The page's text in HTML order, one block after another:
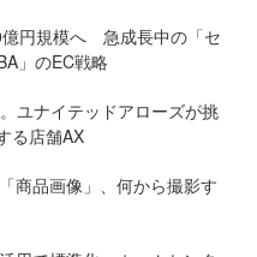
億円規模へ 急成長中の「セ
」のEC戦略
ユナイテッドアローズが挑
る店舗AX
商品画像」、何から撮影す